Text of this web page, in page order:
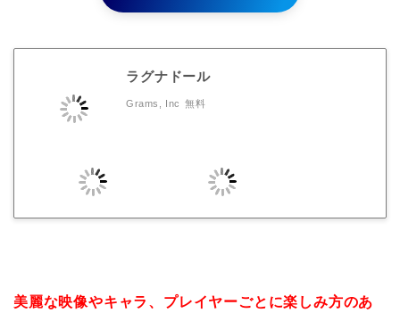
ラグナドール
Grams, Inc 無料
美麗な映像やキャラ、プレイヤーごとに楽しみ方のあ